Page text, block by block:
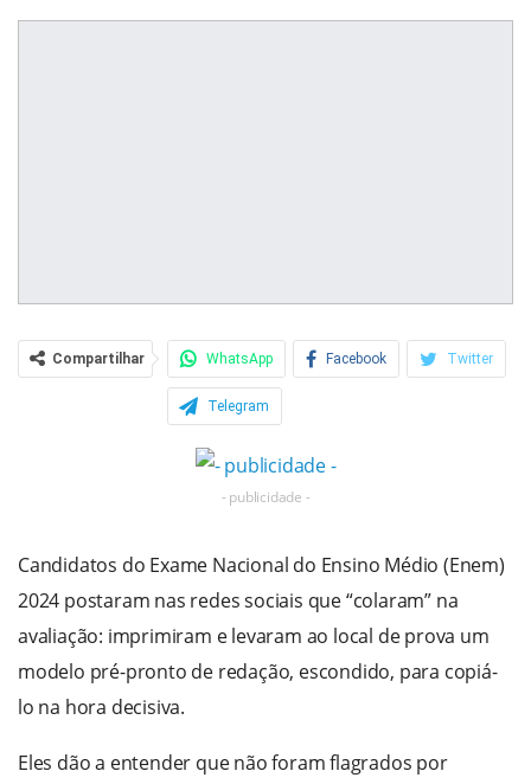
Compartilhar WhatsApp Facebook Twitter
Telegram
- publicidade -
Candidatos do Exame Nacional do Ensino Médio (Enem)
2024 postaram nas redes sociais que “colaram” na
avaliação: imprimiram e levaram ao local de prova um
modelo pré-pronto de redação, escondido, para copiá-
lo na hora decisiva.
Eles dão a entender que não foram flagrados por